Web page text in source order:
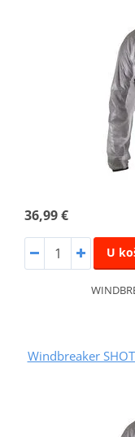
36,99 €
U
Windbreaker